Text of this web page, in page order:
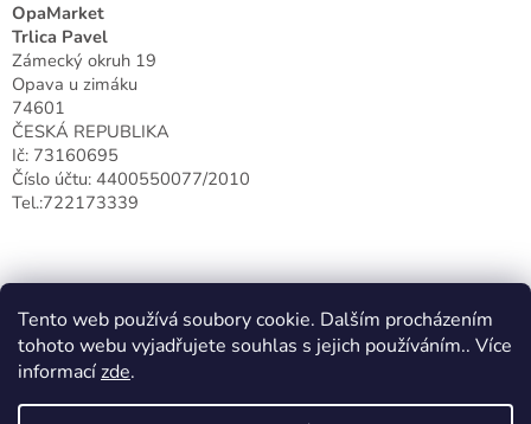
Tento web používá soubory cookie. Dalším procházením
tohoto webu vyjadřujete souhlas s jejich používáním.. Více
informacízde.
OpaMarket
Trlica Pavel
Zámecký okruh 19
Opava u zimáku
74601
ČESKÁ REPUBLIKA
Ič: 73160695
Číslo účtu: 4400550077/2010
Tel.:722173339